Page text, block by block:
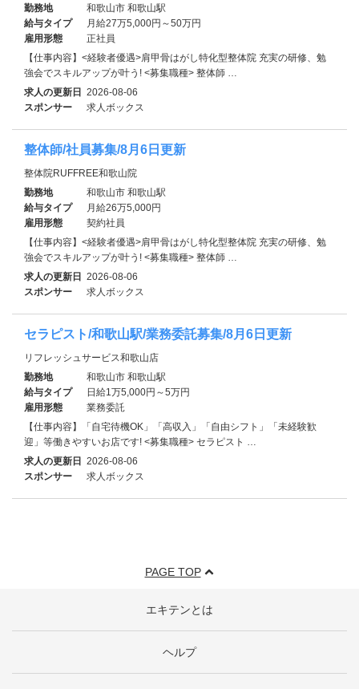
勤務地
和歌山市 和歌山駅
給与タイプ
月給27万5,000円～50万円
雇用形態
正社員
【仕事内容】<経験者優遇>肩甲骨はがし特化型整体院 充実の研修、勉
強会でスキルアップが叶う! <募集職種> 整体師 …
求人の更新日 2026-08-06
スポンサー
求人ボックス
整体師/社員募集/8月6日更新
整体院RUFFREE和歌山院
勤務地
和歌山市 和歌山駅
給与タイプ
月給26万5,000円
雇用形態
契約社員
【仕事内容】<経験者優遇>肩甲骨はがし特化型整体院 充実の研修、勉
強会でスキルアップが叶う! <募集職種> 整体師 …
求人の更新日 2026-08-06
スポンサー
求人ボックス
セラピスト/和歌山駅/業務委託募集/8月6日更新
リフレッシュサービス和歌山店
勤務地
和歌山市 和歌山駅
給与タイプ
日給1万5,000円～5万円
雇用形態
業務委託
【仕事内容】「自宅待機OK」「高収入」「自由シフト」「未経験歓
迎」等働きやすいお店です! <募集職種> セラピスト …
求人の更新日 2026-08-06
スポンサー
求人ボックス
PAGE TOP
エキテンとは
ヘルプ